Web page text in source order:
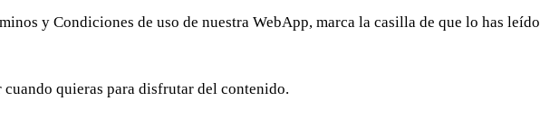
y Condiciones de uso de nuestra WebApp, marca la casilla de que lo has
quieras para disfrutar del contenido.